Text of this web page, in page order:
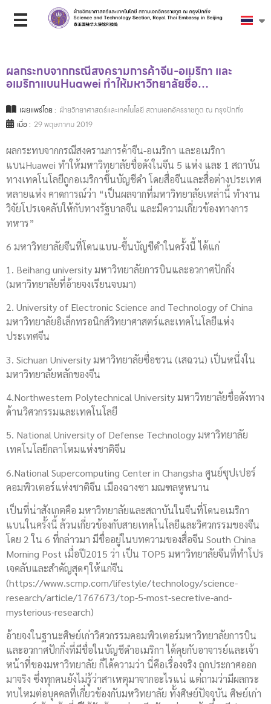
ผลกระทบจากกรณีสงครามการค้าจีน-อเมริกา และ
อเมริกาแบนHuawei ทำให้มหาวิทยาลัย​ชื่อ…
เผยแพร่โดย : ฝ่ายวิทยาศาสตร์และเทคโนโลยี สถานเอกอัครราชทูต ณ กรุงปักกิ่ง
เมื่อ : 29 พฤษภาคม 2019
ผลกระทบจากกรณีสงครามการค้าจีน-อเมริกา และอเมริกา
แบนHuawei ทำให้มหาวิทยาลัย​ชื่อดังในจีน 5 แห่ง และ 1 สถาบัน
ทางเทคโนโลยี​ถูกอเมริกาขึ้นบัญชี​ดำ โดยสื่อจีนและสื่อต่างประเทศ​
หลายแห่ง คาดการณ์​ว่า “เป็นผลจากที่มหาวิทยาลัยเหล่านี้ ทำงาน
วิจัยโปรเจคลับให้กับทางรัฐบาลจีน และมีความเกี่ยวข้องทางการ
ทหาร”
6 มหาวิทยาลัย​จีนที่โดนแบน-ขึ้นบัญชี​ดำในครั้งนี้ ได้แก่
1. Beihang university มหาวิทยาลัย​การบินและอวกาศ​ปักกิ่ง
(มหาวิทยาลัย​ที่อ้ายจงเรียนจบมา)
2. University of Electronic Science and Technology of China
มหาวิทยาลัยอิเล็กทรอนิกส์วิทยาศาสตร์และเทคโนโลยีแห่ง
ประเทศจีน
3. Sichuan University มหาวิทยาลัย​ซื่อชวน (เสฉวน)​ เป็นหนึ่งใน
มหาวิทยาลัย​หลักของจีน
4.Northwestern Polytechnical University มหาวิทยาลัย​ชื่อดังทาง
ด้านวิศวกรรม​และเทคโนโลยี
5. National University of Defense Technology มหาวิทยาลัย
เทคโนโลยีกลาโหมแห่งชาติจีน ​
6.National Supercomputing Center in Changsha ศูนย์ซุปเปอร์​
คอมพิวเตอร์​แห่งชาติจีน เมืองฉางซา มณฑล​หูหนาน
เป็นที่น่าสังเกตคือ มหาวิทยาลัย​และสถาบันในจีนที่โดนอเมริกา​
แบนในครั้งนี้ ล้วนเกี่ยวข้องกับสายเทคโนโลยี​และวิศวกรรม​ของจีน
โดย 2 ใน 6 ที่กล่าวมา มีชื่ออยู่ในบทความของสื่อจีน South China
Morning Post เมื่อปี2015 ว่า เป็น TOP5 มหาวิทยาลัย​จีนที่ทำโปร
เจคลับและสำคัญ​สุดๆให้แก่จีน
(https://www.scmp.com/lifestyle/technology/science-
research/article/1767673/top-5-most-secretive-and-
mysterious-research)
อ้ายจงในฐานะศิษย์เก่า​วิศวกรรม​คอมพิวเตอร์​มหาวิทยาลัย​การบิน
และอวกาศ​ปักกิ่งที่มีชื่อในบัญชีดำอเมริกา ได้คุยกับอาจารย์​และเจ้า
หน้าที่ของมหาวิทยาลั​ย ก็ได้ความว่า นี่คือเรื่องจริง ถูกประกาศ​ออก
มาจริง ซึ่งทุกคนยังไม่รู้ว่าสาเหตุมาจากอะไรแน่ แต่ถามว่ามีผลกระ
ทบไหมต่อบุคคลที่เกี่ยวข้องกับมหวิทยาลัย​ ทั้งศิษย์​ปัจจุบัน​ ศิษย์เก่า​